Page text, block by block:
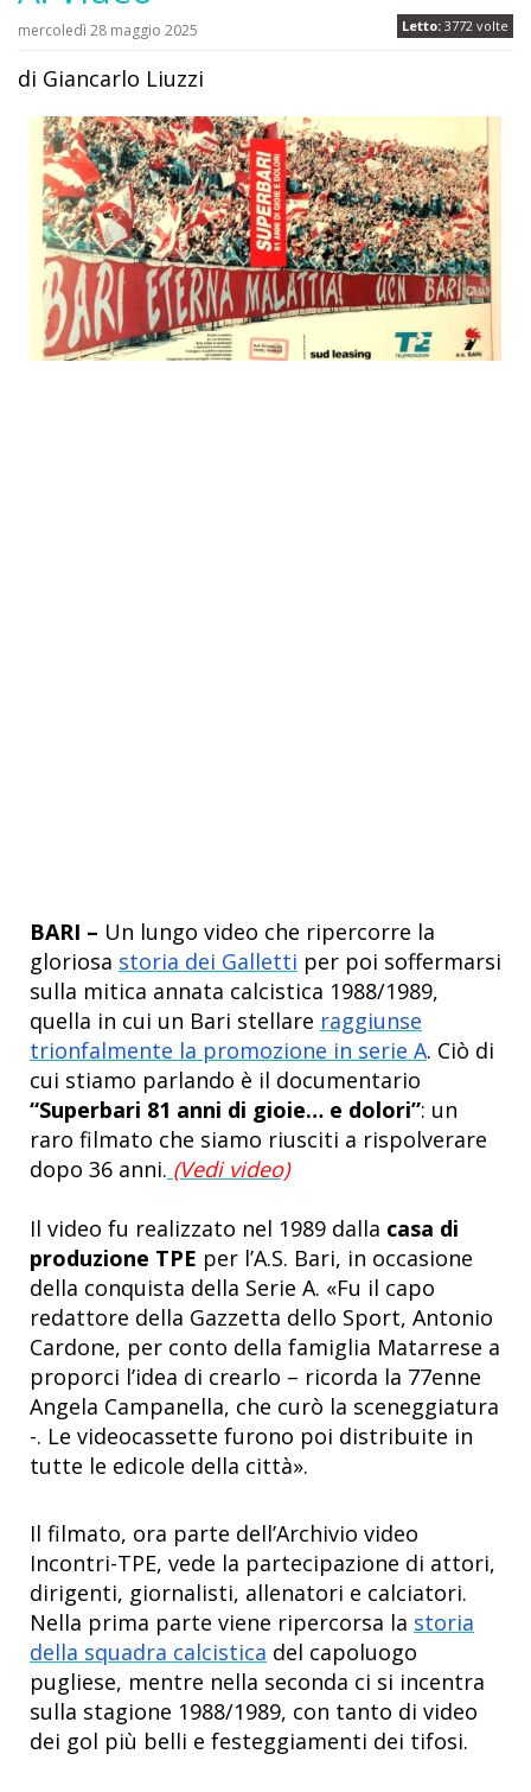
Letto: 3772 volte
mercoledì 28 maggio 2025
di Giancarlo Liuzzi
BARI – Un lungo video che ripercorre la
gloriosa storia dei Galletti per poi soffermarsi
sulla mitica annata calcistica 1988/1989,
quella in cui un Bari stellare raggiunse
trionfalmente la promozione in serie A. Ciò di
cui stiamo parlando è il documentario
“Superbari 81 anni di gioie… e dolori”: un
raro filmato che siamo riusciti a rispolverare
dopo 36 anni. (Vedi video)
Il video fu realizzato nel 1989 dalla casa di
produzione TPE per l’A.S. Bari, in occasione
della conquista della Serie A. «Fu il capo
redattore della Gazzetta dello Sport, Antonio
Cardone, per conto della famiglia Matarrese a
proporci l’idea di crearlo – ricorda la 77enne
Angela Campanella, che curò la sceneggiatura
-. Le videocassette furono poi distribuite in
tutte le edicole della città».
Il filmato, ora parte dell’Archivio video
Incontri-TPE, vede la partecipazione di attori,
dirigenti, giornalisti, allenatori e calciatori.
Nella prima parte viene ripercorsa la storia
della squadra calcistica del capoluogo
pugliese, mentre nella seconda ci si incentra
sulla stagione 1988/1989, con tanto di video
dei gol più belli e festeggiamenti dei tifosi.